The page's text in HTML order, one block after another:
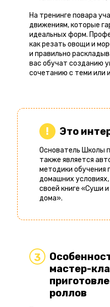
На тренинге повара
движениям, которые
идеальных форм.
как резать овощи и
и правильно
вас обучат созданию
сочетанию с теми или
Это
Основатель Школы
также является
методики обучения
домашних
своей книге «Суши
дома».
3
мастер-
роллов